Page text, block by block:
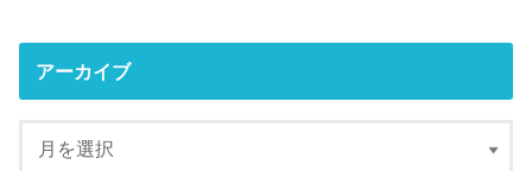
アーカイブ